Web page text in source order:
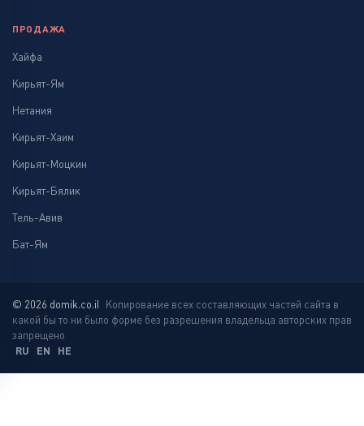
ПРОДАЖА
Хайфа
Кирьят-Ям
Нетания
Кирьят-Хаим
Кирьят-Моцкин
Кирьят-Бялик
Тель-Авив
Бат-Ям
© 2026 domik.co.il
Копирование всех составляющих частей сайта в
какой бы то ни было форме без разрешения владельца авторских прав
запрещено
RU
EN HE